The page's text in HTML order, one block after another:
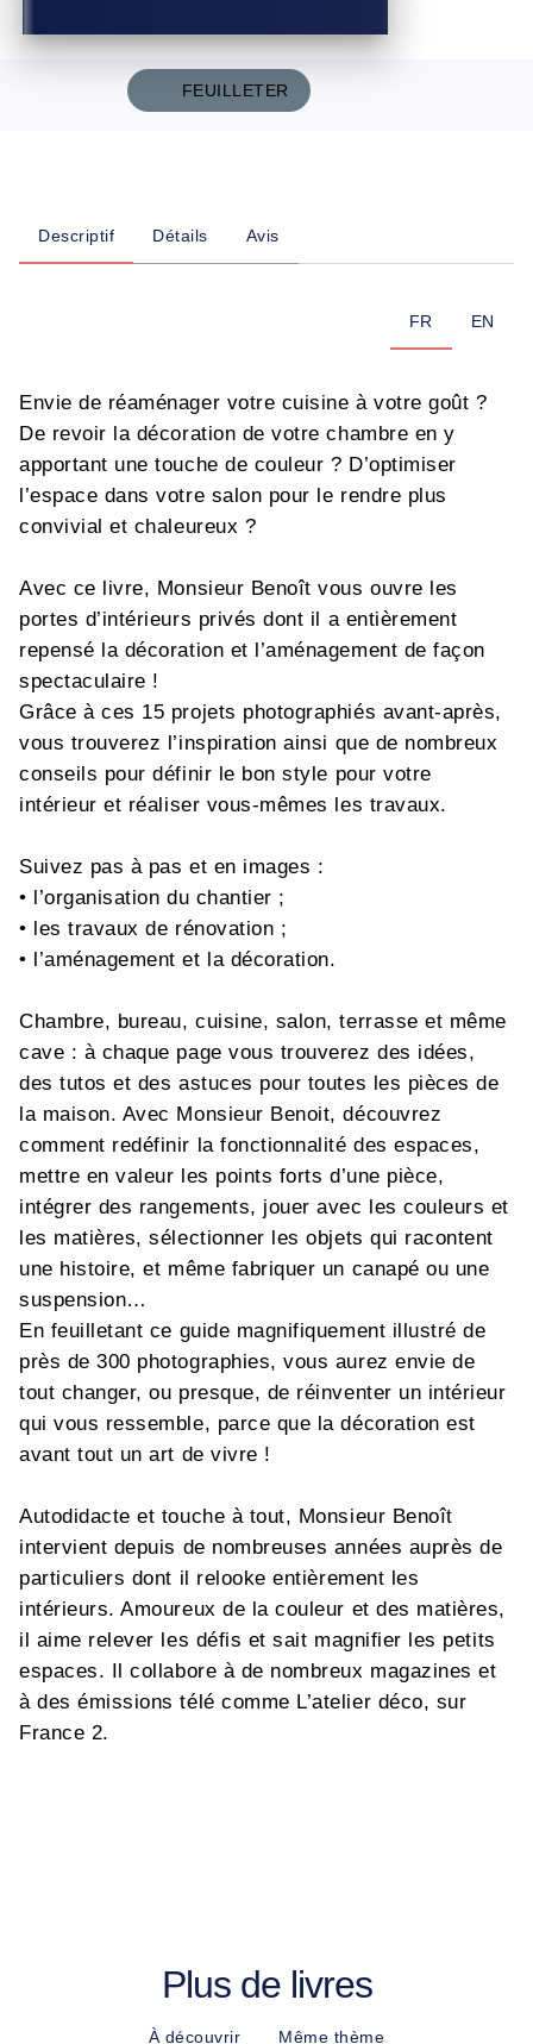
FEUILLETER
Descriptif Détails Avis
FR EN
Envie de réaménager votre cuisine à votre goût ?
De revoir la décoration de votre chambre en y
apportant une touche de couleur ? D’optimiser
l’espace dans votre salon pour le rendre plus
convivial et chaleureux ?
Avec ce livre, Monsieur Benoît vous ouvre les
portes d’intérieurs privés dont il a entièrement
repensé la décoration et l’aménagement de façon
spectaculaire !
Grâce à ces 15 projets photographiés avant-après,
vous trouverez l’inspiration ainsi que de nombreux
conseils pour définir le bon style pour votre
intérieur et réaliser vous-mêmes les travaux.
Suivez pas à pas et en images :
• l’organisation du chantier ;
• les travaux de rénovation ;
• l’aménagement et la décoration.
Chambre, bureau, cuisine, salon, terrasse et même
cave : à chaque page vous trouverez des idées,
des tutos et des astuces pour toutes les pièces de
la maison. Avec Monsieur Benoit, découvrez
comment redéfinir la fonctionnalité des espaces,
mettre en valeur les points forts d’une pièce,
intégrer des rangements, jouer avec les couleurs et
les matières, sélectionner les objets qui racontent
une histoire, et même fabriquer un canapé ou une
suspension…
En feuilletant ce guide magnifiquement illustré de
près de 300 photographies, vous aurez envie de
tout changer, ou presque, de réinventer un intérieur
qui vous ressemble, parce que la décoration est
avant tout un art de vivre !
Autodidacte et touche à tout, Monsieur Benoît
intervient depuis de nombreuses années auprès de
particuliers dont il relooke entièrement les
intérieurs. Amoureux de la couleur et des matières,
il aime relever les défis et sait magnifier les petits
espaces. Il collabore à de nombreux magazines et
à des émissions télé comme L’atelier déco, sur
France 2.
Plus de livres
À découvrir Même thème